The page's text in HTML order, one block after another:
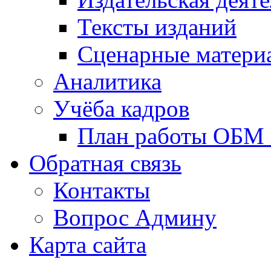
Тексты изданий
Сценарные
Аналитика
Учёба кадров
План работы ОБМ
Обратная связь
Контакты
Вопрос Админу
Карта сайта